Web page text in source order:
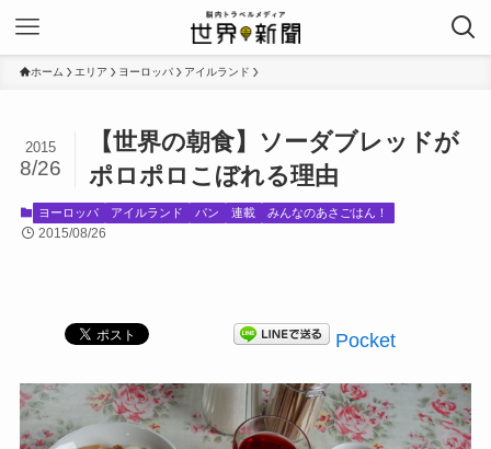
ホーム エリア ヨーロッパ アイルランド
【世界の朝食】ソーダブレッドが
ポロポロこぼれる理由
2015
8/26
ヨーロッパ アイルランド パン 連載 みんなのあさごはん！
2015/08/26
Pocket